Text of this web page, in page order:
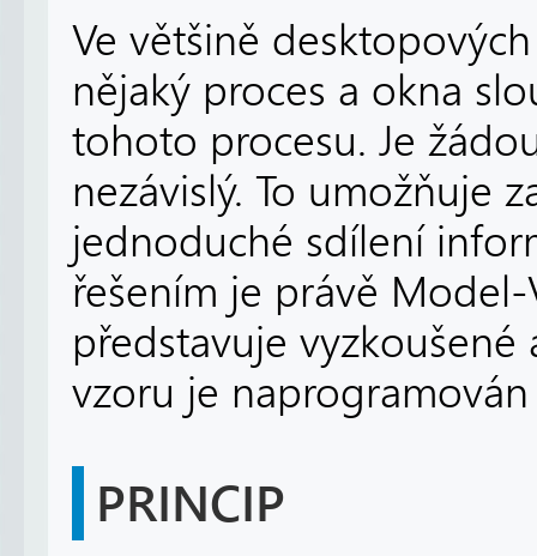
Ve většině
nějaký proces a okna
tohoto procesu. Je
nezávislý. To umožňuje
jednoduché sdílení
řešením je právě
představuje
vzoru je
PRINCIP